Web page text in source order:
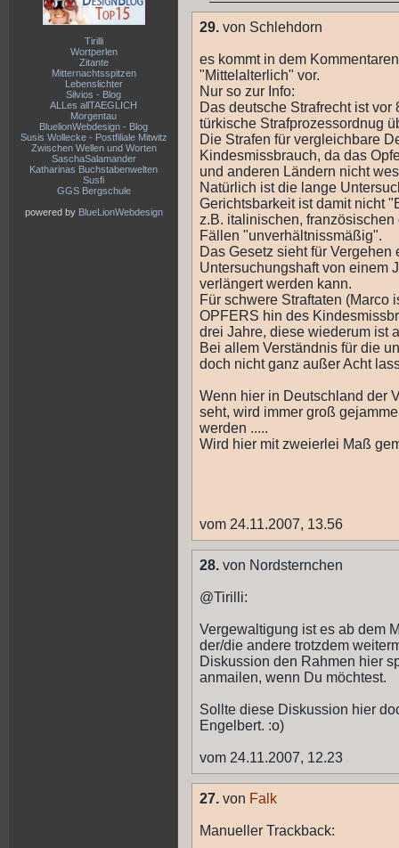
Tirilli
Wortperlen
Zitante
Mitternachtsspitzen
Lebenslichter
Silvios - Blog
ALLes allTAEGLICH
Morgentau
BluelionWebdesign - Blog
Susis Wollecke - Postfiliale Mitwitz
Zwischen Wellen und Worten
SaschaSalamander
Katharinas Buchstabenwelten
Susfi
GGS Bergschule
powered by BlueLionWebdesign
29. von Schlehdorn
es kommt in dem
"Mittelalterlich" vor.
Nur so zur Info:
Das deutsche Strafrecht ist
türkische Strafprozessordnug
Die Strafen für vergleichbare
Kindesmissbrauch, da das
und anderen Ländern nicht
Natürlich ist die lange
Gerichtsbarkeit ist damit nicht
z.B. italinischen,
Fällen "unverhältnissmäßig".
Das Gesetz sieht für
Untersuchungshaft von einem
verlängert werden kann.
Für schwere Straftaten (Marco
OPFERS hin des
drei Jahre, diese wiederum ist
Bei allem Verständnis für die
doch nicht ganz außer Acht
Wenn hier in Deutschland der
seht, wird immer groß
werden .....
Wird hier mit zweierlei Maß
vom 24.11.2007, 13.56
28. von Nordsternchen
@Tirilli:
Vergewaltigung ist es ab dem
der/die andere trotzdem
Diskussion den Rahmen hier
anmailen, wenn Du möchtest.
Sollte diese Diskussion hier
Engelbert. :o)
vom 24.11.2007, 12.23
27. von Falk
Manueller Trackback: